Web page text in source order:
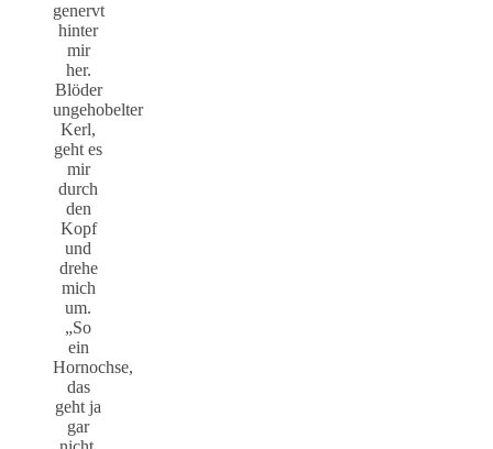
genervt
hinter
mir
her.
Blöder
ungehobelter
Kerl,
geht es
mir
durch
den
Kopf
und
drehe
mich
um.
„So
ein
Hornochse,
das
geht ja
gar